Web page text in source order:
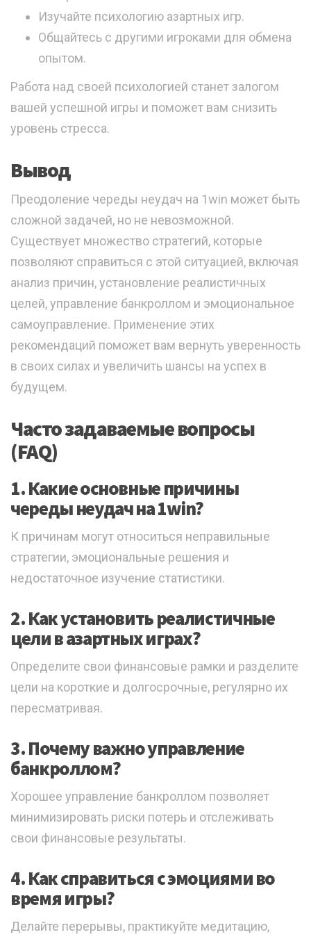
Изучайте психологию азартных игр.
Общайтесь с другими игроками для обмена
опытом.
Работа над своей психологией станет залогом
вашей успешной игры и поможет вам снизить
уровень стресса.
Вывод
Преодоление череды неудач на 1win может быть
сложной задачей, но не невозможной.
Существует множество стратегий, которые
позволяют справиться с этой ситуацией, включая
анализ причин, установление реалистичных
целей, управление банкроллом и эмоциональное
самоуправление. Применение этих
рекомендаций поможет вам вернуть уверенность
в своих силах и увеличить шансы на успех в
будущем.
Часто задаваемые вопросы
(FAQ)
1. Какие основные причины
череды неудач на 1win?
К причинам могут относиться неправильные
стратегии, эмоциональные решения и
недостаточное изучение статистики.
2. Как установить реалистичные
цели в азартных играх?
Определите свои финансовые рамки и разделите
цели на короткие и долгосрочные, регулярно их
пересматривая.
3. Почему важно управление
банкроллом?
Хорошее управление банкроллом позволяет
минимизировать риски потерь и отслеживать
свои финансовые результаты.
4. Как справиться с эмоциями во
время игры?
Делайте перерывы, практикуйте медитацию,